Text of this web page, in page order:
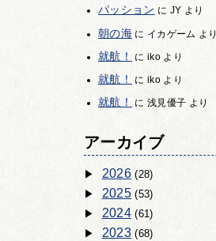
パッション に JY より
朝の海に イカゲーム より
就航！ に ikoより
就航！ に ikoより
就航！ に 浅見優子 より
アーカイブ
2026(28)
2025(53)
2024(61)
2023(68)